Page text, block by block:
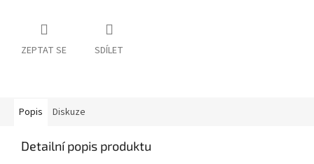
ZEPTAT SE SDÍLET
Popis Diskuze
Detailní popis produktu